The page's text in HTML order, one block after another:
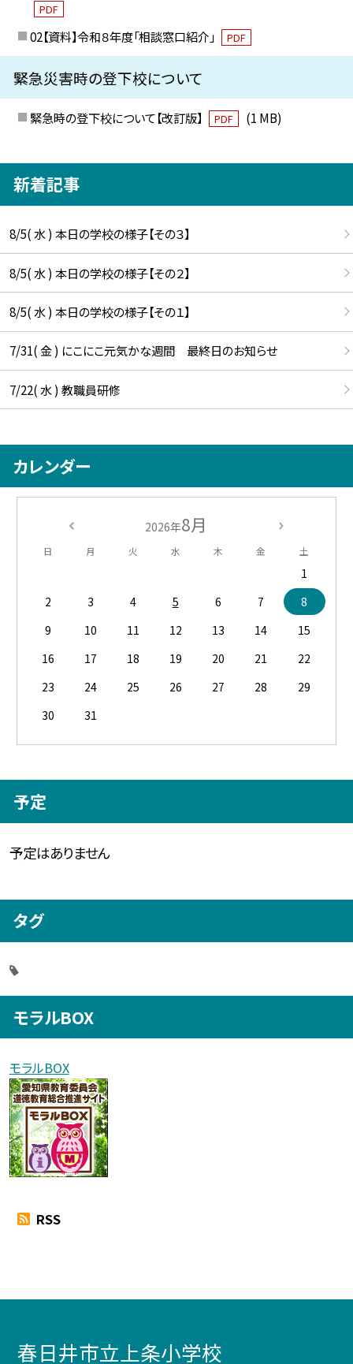
PDF
02【資料】令和８年度「相談窓口紹介」 PDF
緊急災害時の登下校について
緊急時の登下校について【改訂版】 PDF (1 MB)
新着記事
8/5( 水 ) 本日の学校の様子【その３】
8/5( 水 ) 本日の学校の様子【その２】
8/5( 水 ) 本日の学校の様子【その１】
7/31( 金 ) にこにこ元気かな週間 最終日のお知らせ
7/22( 水 ) 教職員研修
カレンダー
2026年8月
日 月 火 水 木 金 土
1
2
3 4 5 6 7
8
9
10 11 12 13 14
15
16
17 18 19 20 21
22
23
24 25 26 27 28
29
30
31
予定
予定はありません
タグ
モラルBOX
モラルBOX
RSS
春日井市立上条小学校